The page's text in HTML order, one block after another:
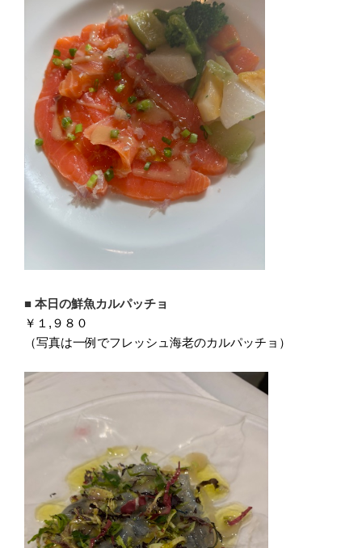
■ 本日の鮮魚カルパッチョ
￥１,９８０
（写真は一例でフレッシュ海老のカルパッチョ）